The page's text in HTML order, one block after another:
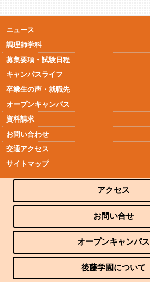
ニュース
調理師学科
募集要項・試験日程
キャンパスライフ
卒業生の声・就職先
オープンキャンパス
資料請求
お問い合わせ
交通アクセス
サイトマップ
アクセス
お問い合せ
オープンキャンパス
後藤学園について